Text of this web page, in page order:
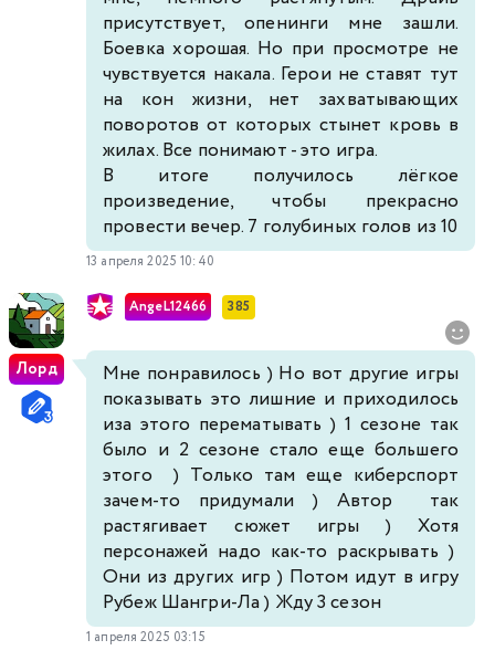
присутствует, опенинги мне зашли.
Боевка хорошая. Но при просмотре не
чувствуется накала. Герои не ставят тут
на кон жизни, нет захватывающих
поворотов от которых стынет кровь в
жилах. Все понимают - это игра.
В итоге получилось лёгкое
произведение, чтобы прекрасно
провести вечер. 7 голубиных голов из 10
13 апреля 2025 10:40
Лорд
AngeL12466 385
Мне понравилось ) Но вот другие игры
показывать это лишние и приходилось
иза этого перематывать ) 1 сезоне так
было и 2 сезоне стало еще большего
этого ) Только там еще киберспорт
зачем-то придумали ) Автор так
растягивает сюжет игры ) Хотя
персонажей надо как-то раскрывать )
Они из других игр ) Потом идут в игру
Рубеж Шангри-Ла ) Жду 3 сезон
1 апреля 2025 03:15